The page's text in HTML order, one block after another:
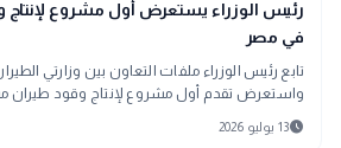
الأخبار المحلية
رئيس الوزراء يستعرض أول مشروع
في مصر
تابع رئيس الوزراء ملفات التعاون بين وزارتي
واستعرض تقدم أول مشروع لإنتاج وقود طيران
التأكيد على تأمين احتياجات القطاع من الوقود
بالمطارات.
schedule13 يوليو 2026